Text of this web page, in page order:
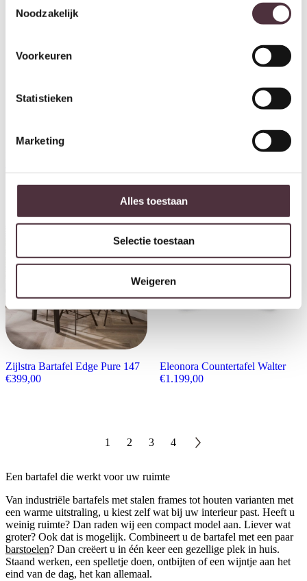
Noodzakelijk
Voorkeuren
Statistieken
Marketing
Alles toestaan
Selectie toestaan
Weigeren
Richmond Interiors Bartafel
Richmond Interiors Countertafel
Zijlstra Bartafel Edge Pure 147
€399,00
Eleonora Countertafel Walter
€1.199,00
1 2 3 4
Een bartafel die werkt voor uw ruimte
Van industriële bartafels met stalen frames tot houten varianten met
een warme uitstraling, u kiest zelf wat bij uw interieur past. Heeft u
weinig ruimte? Dan raden wij een compact model aan. Liever wat
groter? Ook dat is mogelijk. Combineert u de bartafel met een paar
barstoelen? Dan creëert u in één keer een gezellige plek in huis.
Staand werken, een spelletje doen, ontbijten of een wijntje aan het
eind van de dag, het kan allemaal.